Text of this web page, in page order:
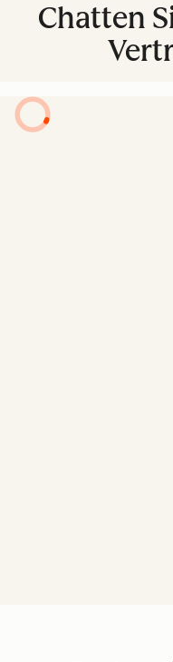
Chatten